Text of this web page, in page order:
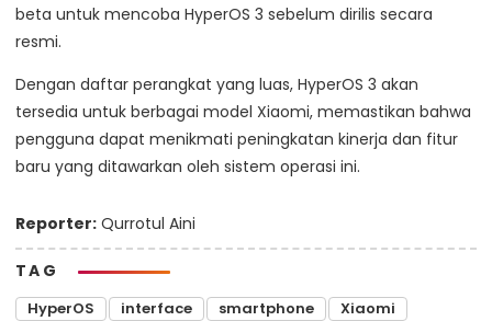
beta untuk mencoba HyperOS 3 sebelum dirilis secara
resmi.
Dengan daftar perangkat yang luas, HyperOS 3 akan
tersedia untuk berbagai model Xiaomi, memastikan bahwa
pengguna dapat menikmati peningkatan kinerja dan fitur
baru yang ditawarkan oleh sistem operasi ini.
Reporter: Qurrotul Aini
TAG
HyperOS interface smartphone Xiaomi